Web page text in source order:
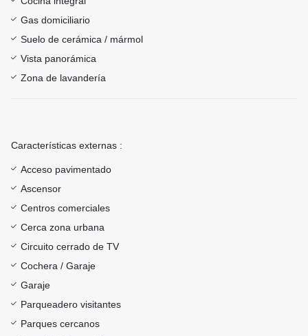
Gas domiciliario
Suelo de cerámica / mármol
Vista panorámica
Zona de lavandería
Características externas :
Acceso pavimentado
Ascensor
Centros comerciales
Cerca zona urbana
Circuito cerrado de TV
Cochera / Garaje
Garaje
Parqueadero visitantes
Parques cercanos